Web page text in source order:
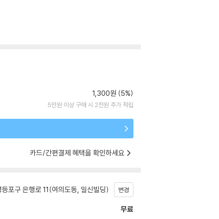
1,300원 (5%)
5만원 이상 구매 시 2천원 추가 적립
카드/간편결제 혜택을 확인하세요
포구 은행로 11(여의도동, 일신빌딩) 변경
무료